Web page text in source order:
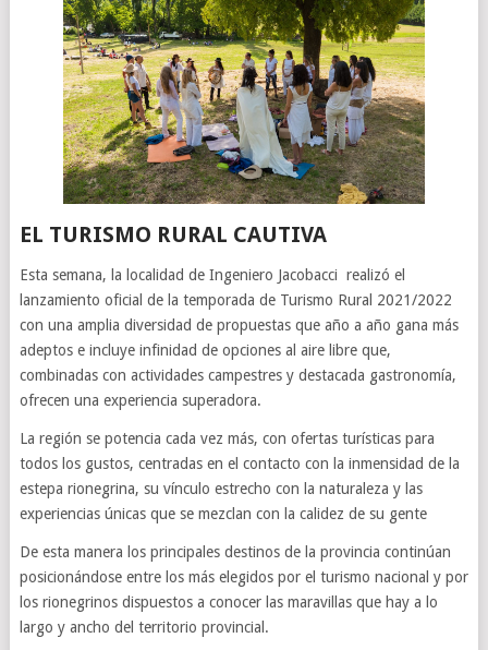
EL TURISMO RURAL CAUTIVA
Esta semana, la localidad de Ingeniero Jacobacci realizó el
lanzamiento oficial de la temporada de Turismo Rural 2021/2022
con una amplia diversidad de propuestas que año a año gana más
adeptos e incluye infinidad de opciones al aire libre que,
combinadas con actividades campestres y destacada gastronomía,
ofrecen una experiencia superadora.
La región se potencia cada vez más, con ofertas turísticas para
todos los gustos, centradas en el contacto con la inmensidad de la
estepa rionegrina, su vínculo estrecho con la naturaleza y las
experiencias únicas que se mezclan con la calidez de su gente
De esta manera los principales destinos de la provincia continúan
posicionándose entre los más elegidos por el turismo nacional y por
los rionegrinos dispuestos a conocer las maravillas que hay a lo
largo y ancho del territorio provincial.